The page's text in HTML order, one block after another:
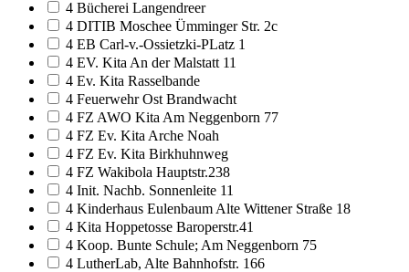
4 Bücherei Langendreer
4 DITIB Moschee Ümminger Str. 2c
4 EB Carl-v.-Ossietzki-PLatz 1
4 EV. Kita An der Malstatt 11
4 Ev. Kita Rasselbande
4 Feuerwehr Ost Brandwacht
4 FZ AWO Kita Am Neggenborn 77
4 FZ Ev. Kita Arche Noah
4 FZ Ev. Kita Birkhuhnweg
4 FZ Wakibola Hauptstr.238
4 Init. Nachb. Sonnenleite 11
4 Kinderhaus Eulenbaum Alte Wittener Straße 18
4 Kita Hoppetosse Baroperstr.41
4 Koop. Bunte Schule; Am Neggenborn 75
4 LutherLab, Alte Bahnhofstr. 166